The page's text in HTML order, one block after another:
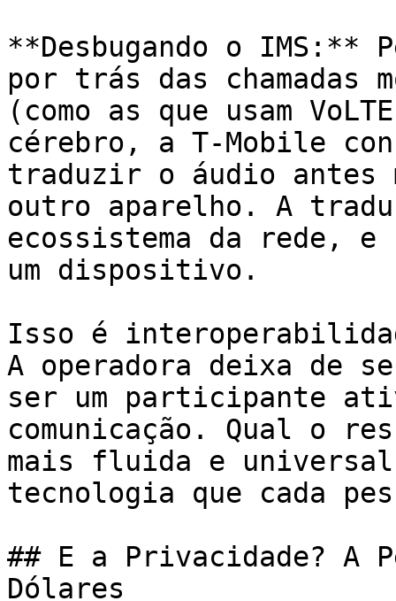
**Desbugando o IMS:**
por trás das chamadas
(como as que usam
cérebro, a T-Mobile
traduzir o áudio antes
outro aparelho. A
ecossistema da rede, e
um dispositivo.
Isso é
A operadora deixa de
ser um participante
comunicação. Qual o
mais fluida e universal,
tecnologia que cada
## E a Privacidade? A
Dólares